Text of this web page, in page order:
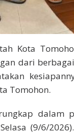
Kota
dari
Tomohon.
dalam
(9/6/